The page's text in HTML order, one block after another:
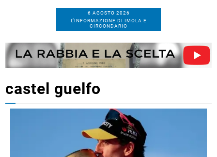
6 AGOSTO 2026
L’INFORMAZIONE DI IMOLA E
CIRCONDARIO
castel guelfo